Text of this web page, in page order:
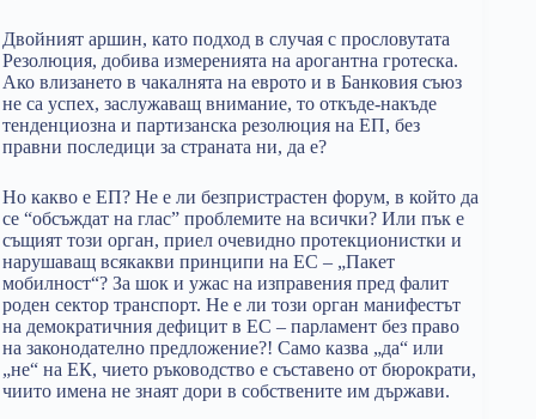
Двойният аршин, като подход в случая с прословутата
Резолюция, добива измеренията на арогантна гротеска.
Ако влизането в чакалнята на еврото и в Банковия съюз
не са успех, заслужаващ внимание, то откъде-накъде
тенденциозна и партизанска резолюция на ЕП, без
правни последици за страната ни, да е?
Но какво е ЕП? Не е ли безпристрастен форум, в който да
се “обсъждат на глас” проблемите на всички? Или пък е
същият този орган, приел очевидно протекционистки и
нарушаващ всякакви принципи на ЕС – „Пакет
мобилност“? За шок и ужас на изправения пред фалит
роден сектор транспорт. Не е ли този орган манифестът
на демократичния дефицит в ЕС – парламент без право
на законодателно предложение?! Само казва „да“ или
„не“ на ЕК, чието ръководство е съставено от бюрократи,
чиито имена не знаят дори в собствените им държави.